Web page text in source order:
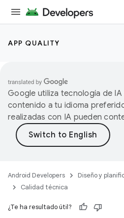
APP QUALITY
Google utiliza tecnología de
contenido a tu idioma
realizadas con IA pueden
Android Developers Diseño y
Calidad técnica
¿Te ha resultado útil?